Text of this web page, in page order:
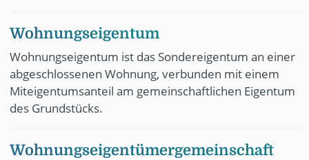
Wohnungseigentum
Wohnungseigentum ist das Sondereigentum an einer
abgeschlossenen Wohnung, verbunden mit einem
Miteigentumsanteil am gemeinschaftlichen Eigentum
des Grundstücks.
Wohnungseigentümergemeinschaft